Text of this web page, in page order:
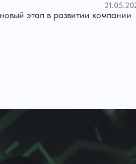
этап в развитии компании